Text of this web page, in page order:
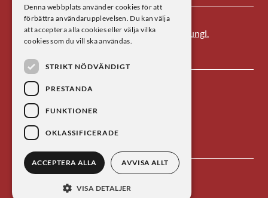
Kontakta oss
Centrum för vetenskapshistoria är ett av
Kungl.
Vetenskapsakademiens forskningsinstitut.
Denna webbplats använder cookies för att
förbättra användarupplevelsen. Du kan välja
att acceptera alla cookies eller välja vilka
cookies som du vill ska användas.
STRIKT NÖDVÄNDIGT
PRESTANDA
FUNKTIONER
OKLASSIFICERADE
ACCEPTERA ALLA AVVISA ALLT
VISA DETALJER